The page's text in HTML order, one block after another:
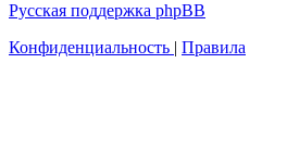
Русская поддержка phpBB
Конфиденциальность | Правила